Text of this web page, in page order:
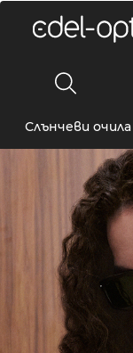
Слънчеви очила